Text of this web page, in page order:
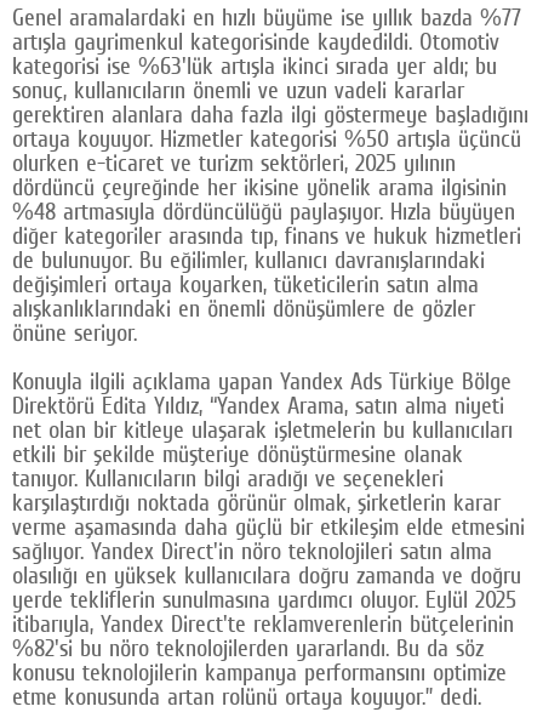
Genel aramalardaki en hızlı büyüme ise yıllık bazda %77
artışla gayrimenkul kategorisinde kaydedildi. Otomotiv
kategorisi ise %63'lük artışla ikinci sırada yer aldı; bu
sonuç, kullanıcıların önemli ve uzun vadeli kararlar
gerektiren alanlara daha fazla ilgi göstermeye başladığını
ortaya koyuyor. Hizmetler kategorisi %50 artışla üçüncü
olurken e-ticaret ve turizm sektörleri, 2025 yılının
dördüncü çeyreğinde her ikisine yönelik arama ilgisinin
%48 artmasıyla dördüncülüğü paylaşıyor. Hızla büyüyen
diğer kategoriler arasında tıp, finans ve hukuk hizmetleri
de bulunuyor. Bu eğilimler, kullanıcı davranışlarındaki
değişimleri ortaya koyarken, tüketicilerin satın alma
alışkanlıklarındaki en önemli dönüşümlere de gözler
önüne seriyor.
Konuyla ilgili açıklama yapan Yandex Ads Türkiye ​​Bölge
Direktörü Edita Yıldız, “Yandex Arama, satın alma niyeti
net olan bir kitleye ulaşarak işletmelerin bu kullanıcıları
etkili bir şekilde müşteriye dönüştürmesine olanak
tanıyor. Kullanıcıların bilgi aradığı ve seçenekleri
karşılaştırdığı noktada görünür olmak, şirketlerin karar
verme aşamasında daha güçlü bir etkileşim elde etmesini
sağlıyor. Yandex Direct'in nöro teknolojileri satın alma
olasılığı en yüksek kullanıcılara doğru zamanda ve doğru
yerde tekliflerin sunulmasına yardımcı oluyor. Eylül 2025
itibarıyla, Yandex Direct'te reklamverenlerin bütçelerinin
%82'si bu nöro teknolojilerden yararlandı. Bu da söz
konusu teknolojilerin kampanya performansını optimize
etme konusunda artan rolünü ortaya koyuyor.” dedi.